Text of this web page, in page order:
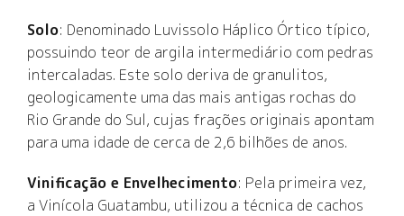
Solo: Denominado Luvissolo Háplico Órtico típico,
possuindo teor de argila intermediário com pedras
intercaladas. Este solo deriva de granulitos,
geologicamente uma das mais antigas rochas do
Rio Grande do Sul, cujas frações originais apontam
para uma idade de cerca de 2,6 bilhões de anos.
Vinificação e Envelhecimento: Pela primeira vez,
a Vinícola Guatambu, utilizou a técnica de cachos